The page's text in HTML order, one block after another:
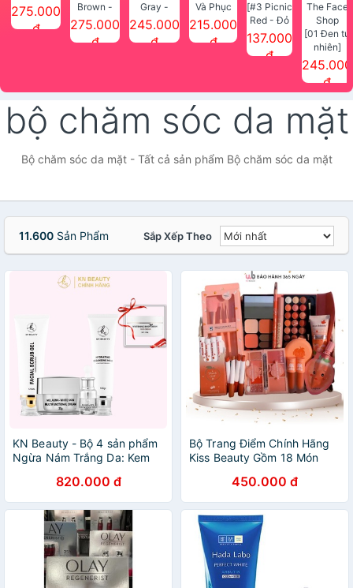
SMART
PEELING
275.000
đ
Brown -
Nâu Sáng]
Phấn che
275.000
đ
Gray -
Khói] Bột
kẻ chân
Face Shop
245.000
đ
Và Phục
Hồi Tóc
Essential
215.000
đ
[#3 Picnic
Red - Đỏ
cam] Son
Face
Shop
137.000
đ
[01 Đen tự
nhiên]
Mascara
che phủ
nước lâu
trôi Quick
Hair
Waterproof
Mascara
245.000
đ
bộ chăm sóc da mặt
Bộ chăm sóc da mặt - Tất cả sản phẩm Bộ chăm sóc da mặt
11.600 Sản Phẩm Sắp Xếp Theo
KN Beauty - Bộ 4 sản phẩm
Ngừa Nám Trắng Da: Kem
mặt + Tẩy tế bào chết tặng
Kem body KN Beauty
820.000 đ
Bộ Trang Điểm Chính Hãng
Kiss Beauty Gồm 18 Món
Sò,Không Thể Thiếu Của
Các Bạn Nữ Nè.
450.000 đ